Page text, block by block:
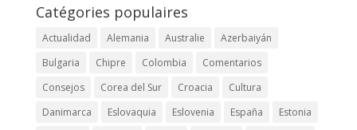
Catégories populaires
Actualidad Alemania Australie
Azerbaiyán
Bulgaria
Chipre Colombia
Comentarios
Consejos
Corea del Sur Croacia
Cultura
Danimarca
Eslovaquia Eslovenia España
Estonia